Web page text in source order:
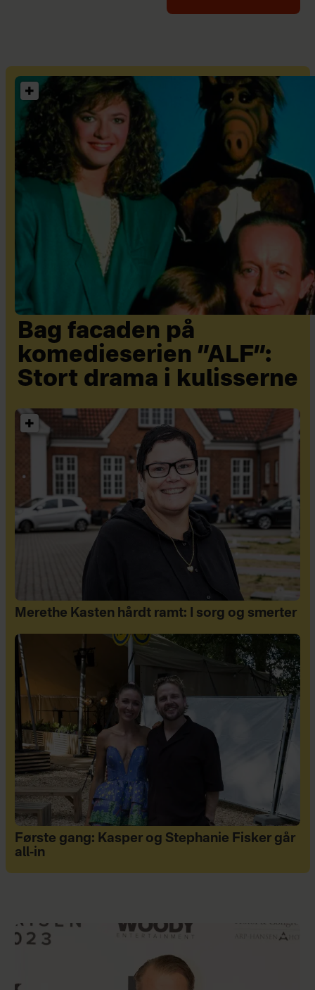
Bag facaden på
komedieserien ”ALF”:
Stort drama i kulisserne
Merethe Kasten hårdt ramt: I sorg og smerter
Første gang: Kasper og Stephanie Fisker går
all-in